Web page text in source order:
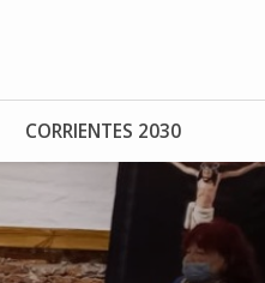
CORRIENTES 2030